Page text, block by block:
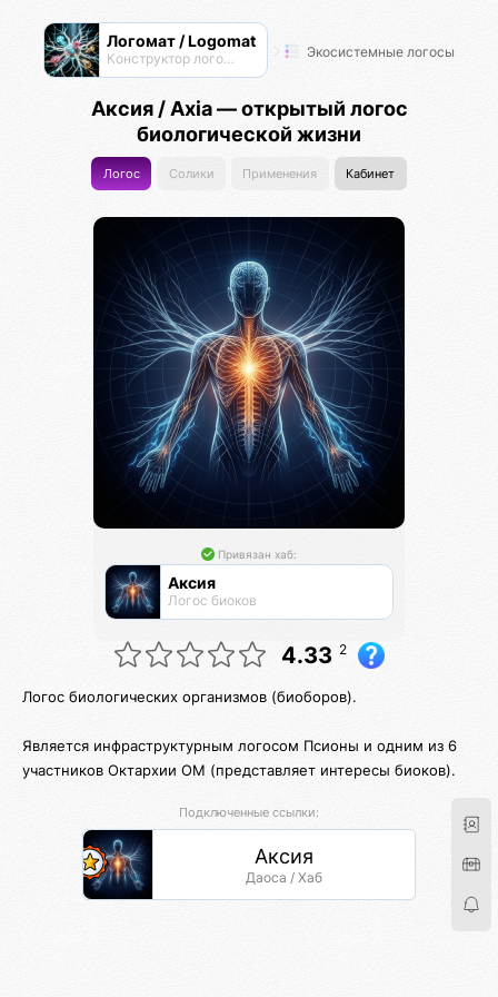
Логомат / Logomat
Конструктор логосов Экосистемные логосы
Аксия / Axia — открытый логос
биологической жизни
Логос Солики Применения Кабинет
Привязан хаб:
Аксия
Логос биоков
4.33 2
Логос биологических организмов (биоборов).
Является инфраструктурным логосом Псионы и одним из 6
участников Октархии ОМ (представляет интересы биоков).
Подключенные ссылки:
Аксия
Даоса / Хаб